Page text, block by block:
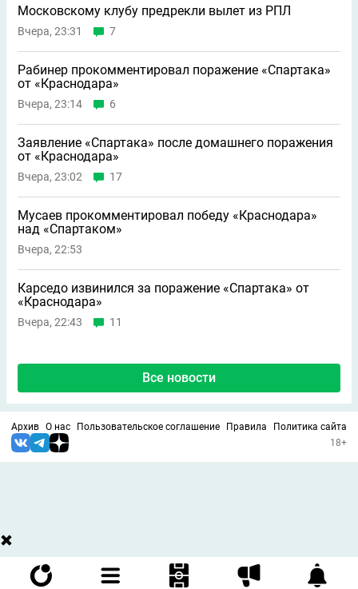
Московскому клубу предрекли вылет из РПЛ
Вчера, 23:31 7
Рабинер прокомментировал поражение «Спартака»
от «Краснодара»
Вчера, 23:14 6
Заявление «Спартака» после домашнего поражения
от «Краснодара»
Вчера, 23:02 17
Мусаев прокомментировал победу «Краснодара»
над «Спартаком»
Вчера, 22:53
Карседо извинился за поражение «Спартака» от
«Краснодара»
Вчера, 22:43 11
Все новости
Архив О нас Пользовательское соглашение Правила
Политика сайта
18+